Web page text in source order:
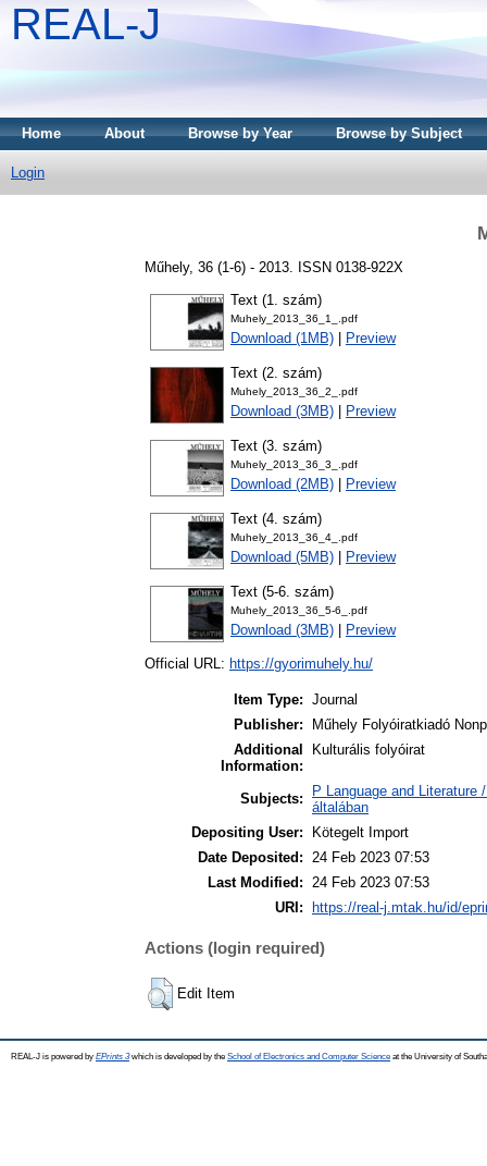
REAL-J
Home About Browse by Year Browse by Subject
Login
Műhely, 36 (1-6) - 2013. ISSN 0138-922X
Text (1. szám)
Muhely_2013_36_1_.pdf
Download (1MB) Preview
Text (2. szám)
Muhely_2013_36_2_.pdf
Download (3MB) Preview
Text (3. szám)
Muhely_2013_36_3_.pdf
Download (2MB) Preview
Text (4. szám)
Muhely_2013_36_4_.pdf
Download (5MB) Preview
Text (5-6. szám)
Muhely_2013_36_5-6_.pdf
Download (3MB) Preview
Official URL: https://gyorimuhely.hu/
Item Type: Journal
Publisher:
Műhely Folyóiratkiadó
Additional
Information:
Kulturális folyóirat
Subjects:
P Language and
általában
Depositing User:
Kötegelt Import
Date Deposited: 24 Feb 2023 07:53
Last Modified: 24 Feb 2023 07:53
URI:
https://real-j.mtak.hu/id/
Actions (login required)
Edit Item
REAL-J is powered by EPrints 3which is developed by the School of Electronics and Computer Science at the University of